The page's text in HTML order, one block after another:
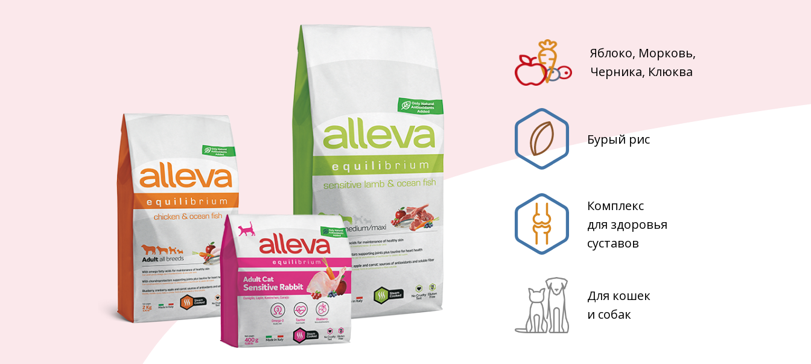
Яблоко, Морковь,
Черника, Клюква
Бурый рис
Комплекс
для здоровья
суставов
Для кошек
и собак